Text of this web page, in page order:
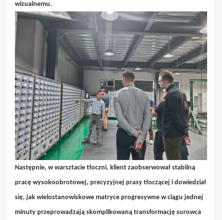
wizualnemu.
Następnie, w warsztacie tłoczni, klient zaobserwował stabilną
pracę wysokoobrotowej, precyzyjnej prasy tłoczącej i dowiedział
się, jak wielostanowiskowe matryce progresywne w ciągu jednej
minuty przeprowadzają skomplikowaną transformację surowca